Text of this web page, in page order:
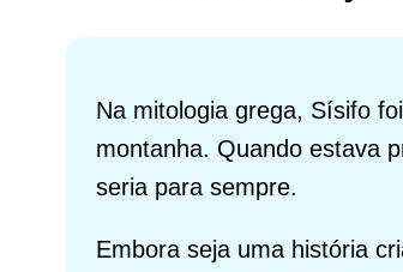
Na mitologia grega, Sísifo
montanha. Quando estava
seria para sempre.
Embora seja uma história